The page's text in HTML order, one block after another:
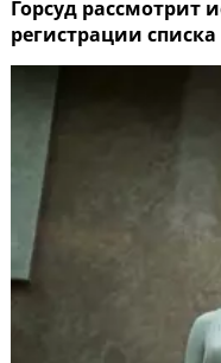
Горсуд рассмотрит
регистрации